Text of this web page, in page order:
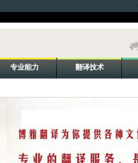
专业能力 翻译技术